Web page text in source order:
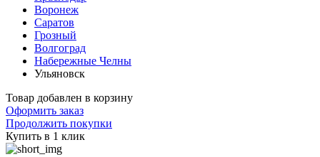
Воронеж
Саратов
Грозный
Волгоград
Набережные Челны
Ульяновск
Товар добавлен в корзину
Оформить заказ
Продолжить покупки
Купить в 1 клик